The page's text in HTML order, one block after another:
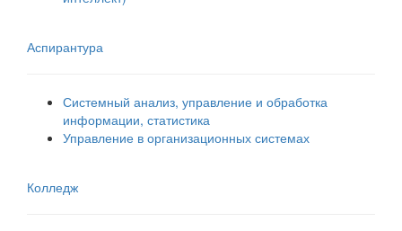
Аспирантура
Системный анализ, управление и обработка
информации, статистика
Управление в организационных системах
Колледж